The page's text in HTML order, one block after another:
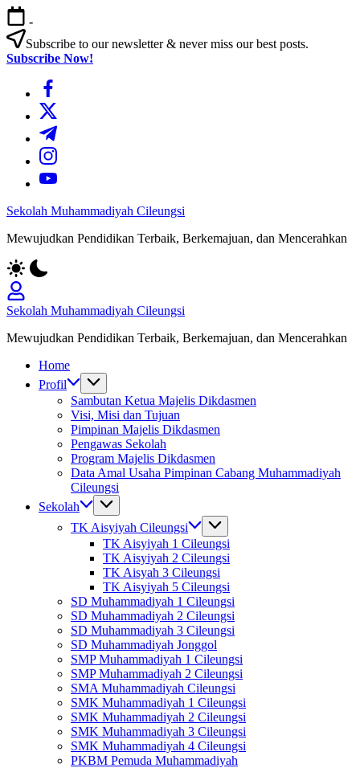
Skip
to
content
-
Subscribe to our newsletter & never miss our best posts.
Subscribe Now!
https://www.facebook.com/
https://twitter.com/
https://t.me/
https://www.instagram.com/
https://youtube.com/
Sekolah Muhammadiyah Cileungsi
Mewujudkan Pendidikan Terbaik, Berkemajuan, dan Mencerahkan
Sekolah Muhammadiyah Cileungsi
Mewujudkan Pendidikan Terbaik, Berkemajuan, dan Mencerahkan
Home
Profil
Sambutan Ketua Majelis Dikdasmen
Visi, Misi dan Tujuan
Pimpinan Majelis Dikdasmen
Pengawas Sekolah
Program Majelis Dikdasmen
Data Amal Usaha Pimpinan Cabang Muhammadiyah
Cileungsi
Sekolah
TK Aisyiyah Cileungsi
TK Aisyiyah 1 Cileungsi
TK Aisyiyah 2 Cileungsi
TK Aisyah 3 Cileungsi
TK Aisyiyah 5 Cileungsi
SD Muhammadiyah 1 Cileungsi
SD Muhammadiyah 2 Cileungsi
SD Muhammadiyah 3 Cileungsi
SD Muhammadiyah Jonggol
SMP Muhammadiyah 1 Cileungsi
SMP Muhammadiyah 2 Cileungsi
SMA Muhammadiyah Cileungsi
SMK Muhammadiyah 1 Cileungsi
SMK Muhammadiyah 2 Cileungsi
SMK Muhammadiyah 3 Cileungsi
SMK Muhammadiyah 4 Cileungsi
PKBM Pemuda Muhammadiyah